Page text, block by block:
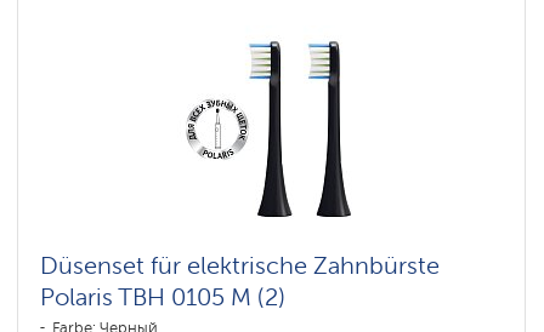
Düsenset für elektrische Zahnbürste
Polaris TBH 0105 M (2)
Farbe: Черный